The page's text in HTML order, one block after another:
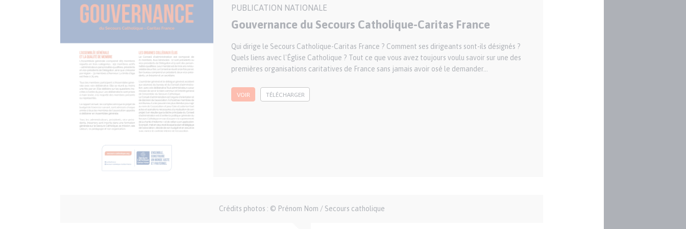
couverture
Publication
PUBLICATION NATIONALE
Gouvernance du Secours Catholique-Caritas France
Description
Qui dirige le Secours Catholique-Caritas France ? Comment ses dirigeants sont-ils désignés ?
Quels liens avec l'Église Catholique ? Tout ce que vous avez toujours voulu savoir sur une des
premières organisations caritatives de France sans jamais avoir osé le demander...
VOIR TÉLÉCHARGER
Crédits photos : © Prénom Nom / Secours catholique